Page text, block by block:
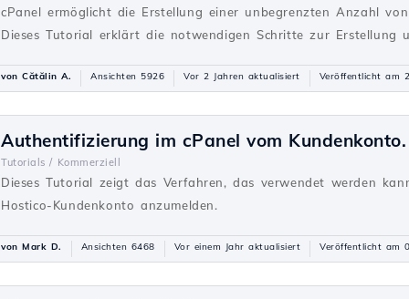
cPanel ermöglicht die Erstellung einer unbegrenzten Anzahl
Dieses Tutorial erklärt die notwendigen Schritte zur Erstellung
von Cătălin A. Ansichten 5926 Vor 2 Jahren aktualisiert Veröffentlicht am
Authentifizierung im cPanel vom Kundenkonto.
Tutorials / Kommerziell
Dieses Tutorial zeigt das Verfahren, das verwendet werden
Hostico-Kundenkonto anzumelden.
von Mark D. Ansichten 6468 Vor einem Jahr aktualisiert Veröffentlicht am